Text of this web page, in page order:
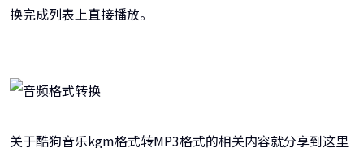
换完成列表上直接播放。
关于酷狗音乐kgm格式转MP3格式的相关内容就分享到这里